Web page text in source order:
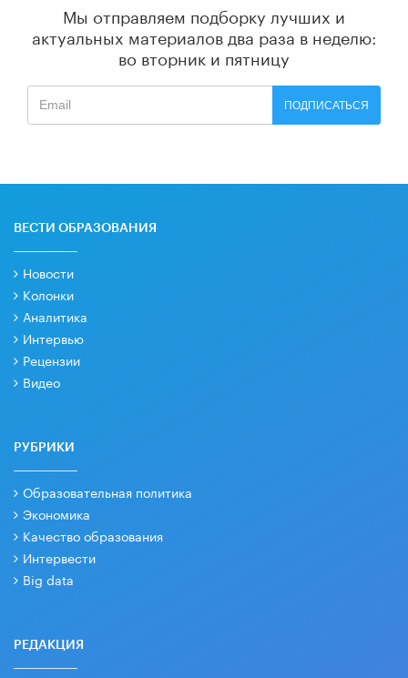
Мы отправляем подборку лучших и
актуальных материалов два раза в неделю:
во вторник и пятницу
ПОДПИСАТЬСЯ
ВЕСТИ ОБРАЗОВАНИЯ
Новости
Колонки
Аналитика
Интервью
Рецензии
Видео
РУБРИКИ
Образовательная политика
Экономика
Качество образования
Интервести
Big data
РЕДАКЦИЯ